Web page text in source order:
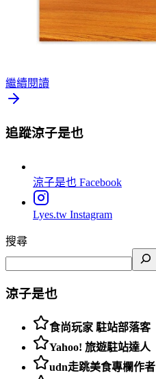
繼續閱讀
追蹤涼子是也
涼子是也 Facebook
Lyes.tw Instagram
搜尋
涼子是也
食尚玩家 駐站部落客
Yahoo! 旅遊駐站達人
udn走跳美食專欄作者